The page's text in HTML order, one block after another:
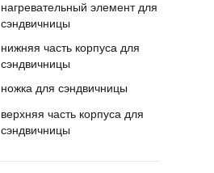
нагревательный элемент для
сэндвичницы
нижняя часть корпуса для
сэндвичницы
ножка для сэндвичницы
верхняя часть корпуса для
сэндвичницы